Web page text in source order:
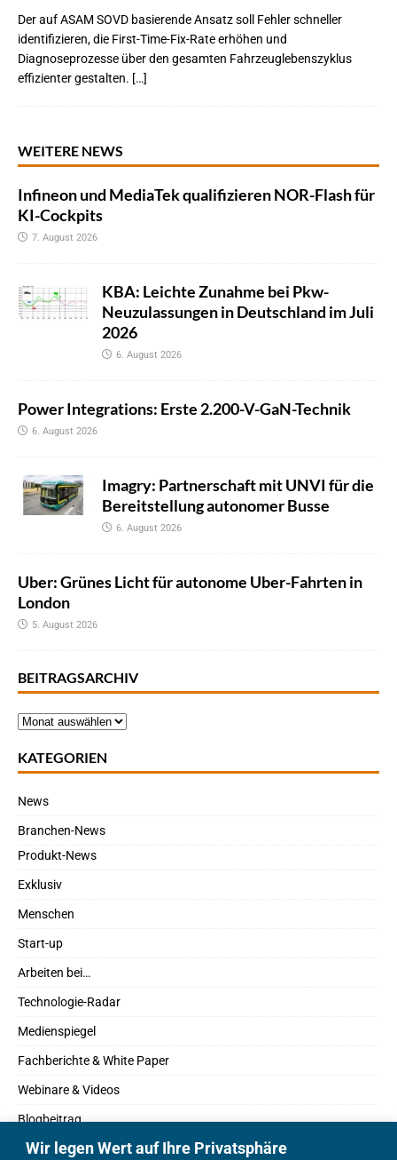
Wir legen Wert auf Ihre Privatsphäre
Der auf ASAM SOVD basierende Ansatz soll Fehler schneller
identifizieren, die First-Time-Fix-Rate erhöhen und
Diagnoseprozesse über den gesamten Fahrzeuglebenszyklus
effizienter gestalten. […]
WEITERE NEWS
Infineon und MediaTek qualifizieren NOR-Flash für
KI-Cockpits
7. August 2026
KBA: Leichte Zunahme bei Pkw-
Neuzulassungen in Deutschland im Juli
2026
6. August 2026
Power Integrations: Erste 2.200-V-GaN-Technik
6. August 2026
Imagry: Partnerschaft mit UNVI für die
Bereitstellung autonomer Busse
6. August 2026
Uber: Grünes Licht für autonome Uber-Fahrten in
London
5. August 2026
BEITRAGSARCHIV
KATEGORIEN
News
Branchen-News
Produkt-News
Exklusiv
Menschen
Start-up
Arbeiten bei…
Technologie-Radar
Medienspiegel
Fachberichte & White Paper
Webinare & Videos
Blogbeitrag
Fachbücher